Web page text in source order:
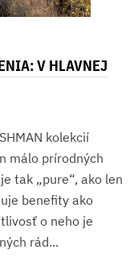
V HLAVNEJ
kolekcií
málo prírodných
tak „pure“, ako len
benefity ako
o neho je
rád...